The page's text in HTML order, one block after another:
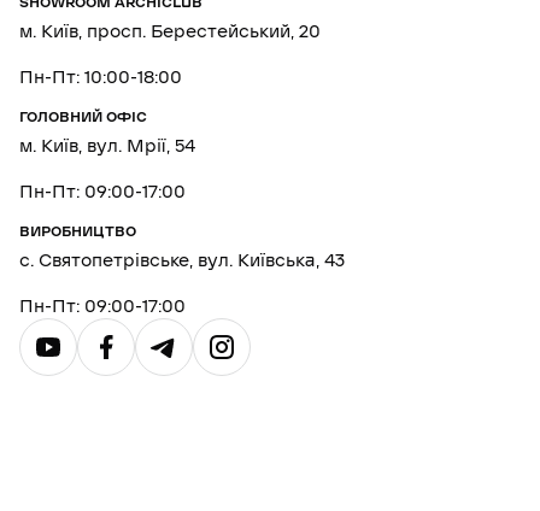
м. Київ, просп. Берестейський, 20
Пн-Пт: 10:00-18:00
ГОЛОВНИЙ ОФІС
м. Київ, вул. Мрії, 54
Пн-Пт: 09:00-17:00
ВИРОБНИЦТВО
с. Святопетрівське, вул. Київська, 43
Пн-Пт: 09:00-17:00